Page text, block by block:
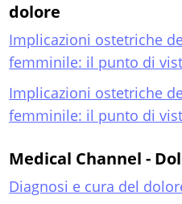
dolore
Implicazioni ostetriche
femminile: il punto di
Implicazioni ostetriche
femminile: il punto di
Medical Channel -
Diagnosi e cura del